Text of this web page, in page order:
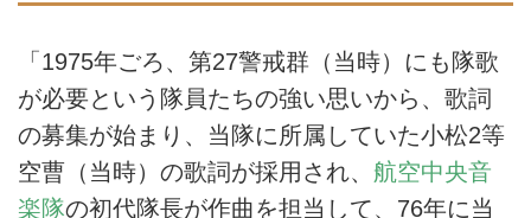
「1975年ごろ、第27警戒群（当時）にも隊歌
が必要という隊員たちの強い思いから、歌詞
の募集が始まり、当隊に所属していた小松2等
空曹（当時）の歌詞が採用され、 航空中央音
楽隊の初代隊長が作曲を担当して、76年に当